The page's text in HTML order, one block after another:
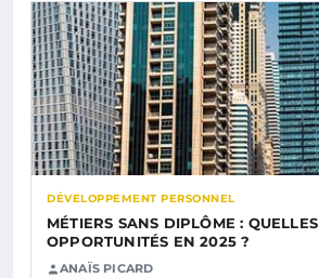
DÉVELOPPEMENT PERSONNEL
MÉTIERS SANS DIPLÔME : QUELLES
OPPORTUNITÉS EN 2025 ?
ANAÏS PICARD